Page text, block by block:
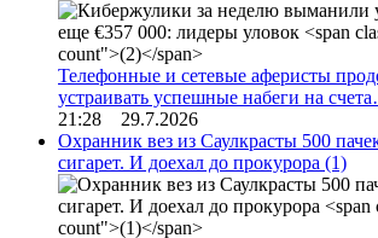
Телефонные и сетевые аферисты
устраивать успешные набеги на
21:28 29.7.2026
Охранник вез из Саулкрасты 500
сигарет. И доехал до прокурора (1)